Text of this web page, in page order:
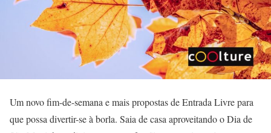
Um novo fim-de-semana e mais propostas de Entrada Livre para
que possa divertir-se à borla. Saia de casa aproveitando o Dia de